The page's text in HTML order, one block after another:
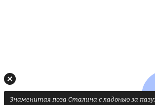
Знаменитая поза Сталина с ладонью за